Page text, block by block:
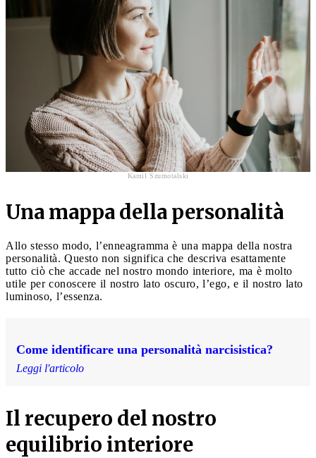
Kamil Szumotalski
Una mappa della personalità
Allo stesso modo, l’enneagramma è una mappa della nostra
personalità. Questo non significa che descriva esattamente
tutto ciò che accade nel nostro mondo interiore, ma è molto
utile per conoscere il nostro lato oscuro, l’ego, e il nostro lato
luminoso, l’essenza.
Come identificare una personalità narcisistica?
Leggi l'articolo
Il recupero del nostro
equilibrio interiore